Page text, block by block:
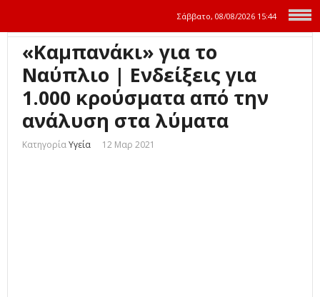
Σάββατο, 08/08/2026 15:44
«Καμπανάκι» για το
Ναύπλιο | Ενδείξεις για
1.000 κρούσματα από την
ανάλυση στα λύματα
ΚατηγορίαΥγεία 12 Μαρ 2021